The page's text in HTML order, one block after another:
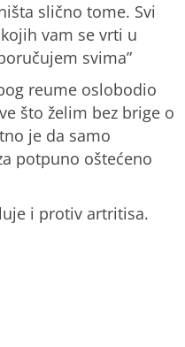
slično tome. Svi
vam se vrti u
svima”
reume oslobodio
što želim bez brige o
je da samo
potpuno oštećeno
i protiv artritisa.